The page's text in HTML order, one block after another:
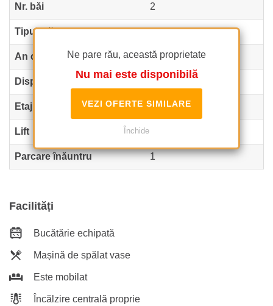
Ne pare rău, această proprietate
Nu mai este disponibilă
VEZI OFERTE SIMILARE
Închide
Nr. băi 2
Tipul clădirii Bloc
An construcție 2016
Dispunere P+4+M
Etaj 1
Lift
Parcare înăuntru 1
Facilități
Bucătărie echipată
Mașină de spălat vase
Este mobilat
Încălzire centrală proprie